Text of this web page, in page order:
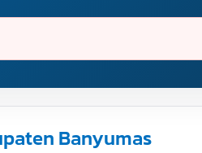
Banyumas